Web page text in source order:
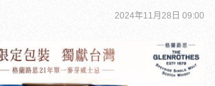
2024年11月28日 09:00